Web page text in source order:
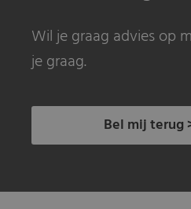
Wil je graag advies op
je graag.
Bel mij terug